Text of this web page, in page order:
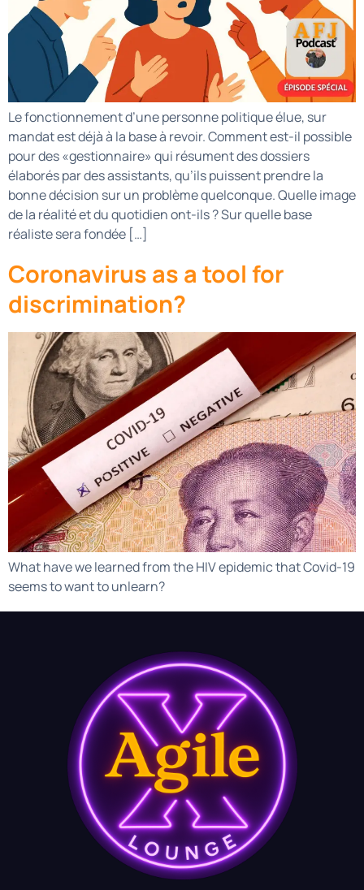
Le fonctionnement d’une personne politique élue, sur
mandat est déjà à la base à revoir. Comment est-il possible
pour des «gestionnaire» qui résument des dossiers
élaborés par des assistants, qu’ils puissent prendre la
bonne décision sur un problème quelconque. Quelle image
de la réalité et du quotidien ont-ils ? Sur quelle base
réaliste sera fondée […]
Coronavirus as a tool for
discrimination?
What have we learned from the HIV epidemic that Covid-19
seems to want to unlearn?